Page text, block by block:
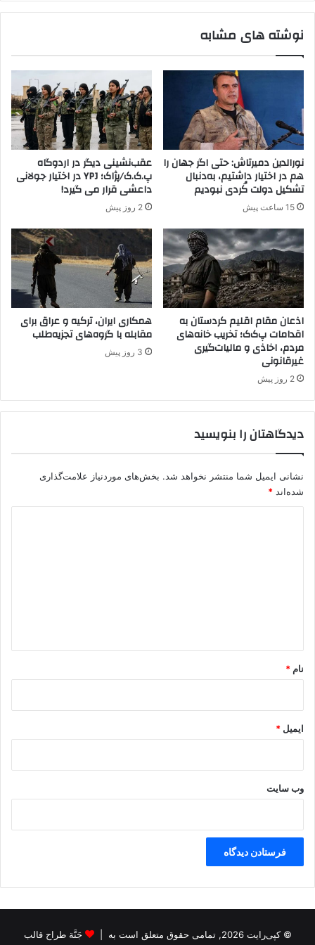
ی
.
.
ک
ب
ه
ل
ا
ک
ت
ر
س
ی
د
گ
م
ی
ا
ن
نوشته های مشابه
نورالدین دمیرتاش: حتی اگر جهان را
هم در اختیار داشتیم، به‌دنبال
تشکیل دولت کُردی نبودیم
15 ساعت پیش
عقب‌نشینی دیگر در اردوگاه
پ.ک.ک/پژاک؛ YPJ در اختیار جولانی
داعشی قرار می گیرد!
2 روز پیش
اذعان مقام اقلیم کردستان به
اقدامات پ‌ک‌ک؛ تخریب خانه‌های
مردم، اخاذی و مالیات‌گیری
غیرقانونی
2 روز پیش
همکاری ایران، ترکیه و عراق برای
مقابله با گروه‌های تجزیه‌طلب
3 روز پیش
دیدگاهتان را بنویسید
نشانی ایمیل شما منتشر نخواهد شد. بخش‌های موردنیاز علامت‌گذاری
شده‌اند *
نام *
ایمیل *
وب‌ سایت
© کپی‌رایت 2026, تمامی حقوق متعلق است به | جَنَّة طراح قالب